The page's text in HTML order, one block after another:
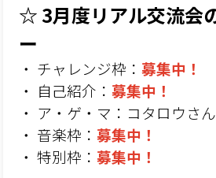
☆ 3月度リアル交流会
ー
・ チャレンジ枠：募集中！
・ 自己紹介：募集中！
・ ア・ゲ・マ：コタロウさん
・ 音楽枠：募集中！
・ 特別枠：募集中！